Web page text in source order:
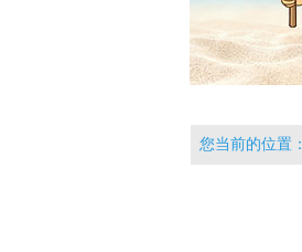
您当前的位置：